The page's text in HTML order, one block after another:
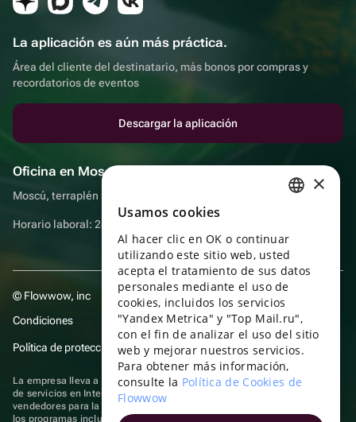
La aplicación es aún más práctica.
Área del cliente del destinatario, más bonos por compras y
recordatorios de eventos
Descargar la aplicación
Oficina en Moscú
Moscú, terraplén Sadovnicheskaya, 9, sala 2/3
Horario laboral: 24 horas
© Flowwow, inc
Condiciones
Política de protección y privacidad de datos
La empresa lleva a cabo su actividad en el ámbito de las TI: prestación
de servicios en Internet para la publicación de ofertas (anuncios) de
vendedores para la venta de artículos. Acceder a la
los programas incluidos en el registro de programas rusos para
ENGLISH
UKRAINIAN
PORTUGUESE
SPANISH
HUNGARIAN
ITALIAN
×
Usamos cookies
Al hacer clic en OK o continuar
utilizando este sitio web, usted
acepta el tratamiento de sus datos
personales mediante el uso de
cookies, incluidos los servicios
"Yandex Metrica" y "Top Mail.ru",
con el fin de analizar el uso del sitio
web y mejorar nuestros servicios.
Para obtener más información,
consulte la Política de Cookies de
Flowwow